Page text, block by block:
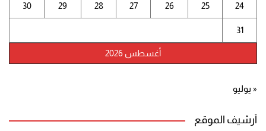
أغسطس 2026
24
25
26
27
28
29
30
31
« يوليو
أرشيف الموقع